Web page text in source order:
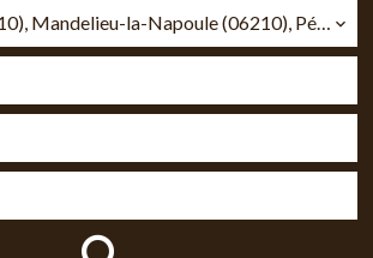
La Napoule (06210), Mandelieu-la-Napoule (06210), Pégomas (06580), Tanneron (83440)